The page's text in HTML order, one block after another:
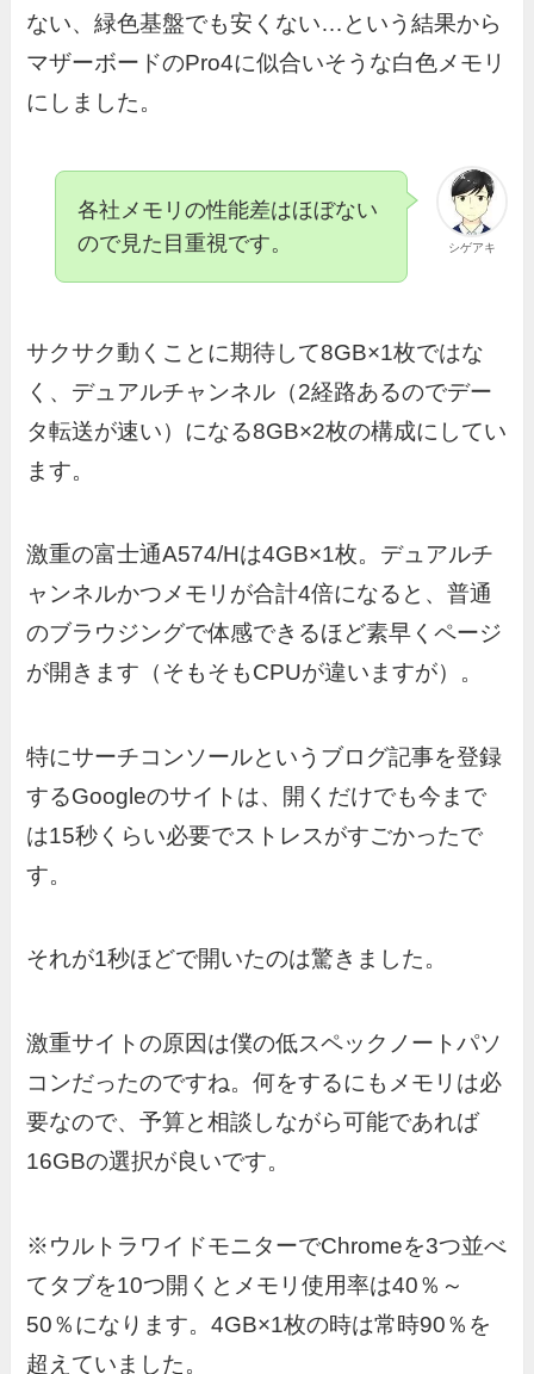
ない、緑色基盤でも安くない…という結果から
マザーボードのPro4に似合いそうな白色メモリ
にしました。
シゲアキ
各社メモリの性能差はほぼない
ので見た目重視です。
サクサク動くことに期待して8GB×1枚ではな
く、デュアルチャンネル（2経路あるのでデー
タ転送が速い）になる8GB×2枚の構成にしてい
ます。
激重の富士通A574/Hは4GB×1枚。デュアルチ
ャンネルかつメモリが合計4倍になると、普通
のブラウジングで体感できるほど素早くページ
が開きます（そもそもCPUが違いますが）。
特にサーチコンソールというブログ記事を登録
するGoogleのサイトは、開くだけでも今まで
は15秒くらい必要でストレスがすごかったで
す。
それが1秒ほどで開いたのは驚きました。
激重サイトの原因は僕の低スペックノートパソ
コンだったのですね。何をするにもメモリは必
要なので、予算と相談しながら可能であれば
16GBの選択が良いです。
※ウルトラワイドモニターでChromeを3つ並べ
てタブを10つ開くとメモリ使用率は40％～
50％になります。4GB×1枚の時は常時90％を
超えていました。